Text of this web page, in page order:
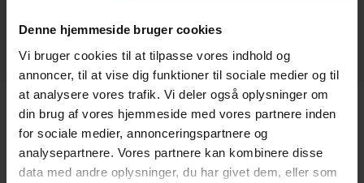
Denne hjemmeside bruger cookies
Vi bruger cookies til at tilpasse vores indhold og
annoncer, til at vise dig funktioner til sociale medier og til
at analysere vores trafik. Vi deler også oplysninger om
din brug af vores hjemmeside med vores partnere inden
for sociale medier, annonceringspartnere og
analysepartnere. Vores partnere kan kombinere disse
data med andre oplysninger, du har givet dem, eller som
kundeklub og spare 12% på alt Julie Sandlau. Det er
gratis at være medlem og næste gang du handler hos
os får du rabat på dit næste armbånd, om det er sølv
eller forgyldt.
Information
Praktiske Sider
Leveringsmuligheder
Betalingsmuligheder